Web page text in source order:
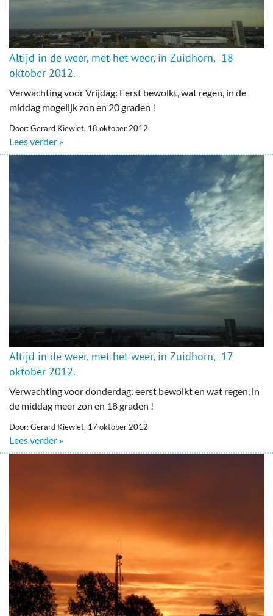
Altijd in de weer, met het weer, in Zuidhorn, 18
oktober 2012.
Verwachting voor Vrijdag: Eerst bewolkt, wat regen, in de
middag mogelijk zon en 20 graden !
Door: Gerard Kiewiet, 18 oktober 2012
Lees verder »
Altijd in de weer, met het weer, in Zuidhorn, 17
oktober 2012.
Verwachting voor donderdag: eerst bewolkt en wat regen, in
de middag meer zon en 18 graden !
Door: Gerard Kiewiet, 17 oktober 2012
Lees verder »